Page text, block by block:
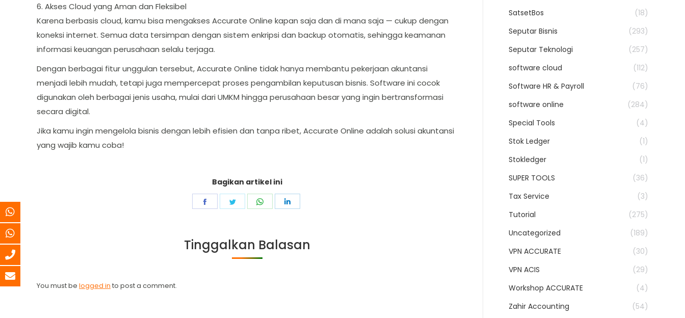
6. Akses Cloud yang Aman dan Fleksibel
Karena berbasis cloud, kamu bisa mengakses Accurate Online kapan saja dan di mana saja — cukup dengan
koneksi internet. Semua data tersimpan dengan sistem enkripsi dan backup otomatis, sehingga keamanan
informasi keuangan perusahaan selalu terjaga.
Dengan berbagai fitur unggulan tersebut, Accurate Online tidak hanya membantu pekerjaan akuntansi
menjadi lebih mudah, tetapi juga mempercepat proses pengambilan keputusan bisnis. Software ini cocok
digunakan oleh berbagai jenis usaha, mulai dari UMKM hingga perusahaan besar yang ingin bertransformasi
secara digital.
Jika kamu ingin mengelola bisnis dengan lebih efisien dan tanpa ribet, Accurate Online adalah solusi akuntansi
yang wajib kamu coba!
Bagikan artikel ini
Share
Share
Share
Tinggalkan Balasan
You must be logged in to post a comment.
SatsetBos
(18)
Seputar Bisnis
(293)
Seputar Teknologi
(257)
software cloud
(112)
Software HR & Payroll
(76)
software online
(284)
Special Tools
(4)
Stok Ledger
(1)
Stokledger
(1)
SUPER TOOLS
(36)
Tax Service
(3)
Tutorial
(275)
Uncategorized
(189)
VPN ACCURATE
(30)
VPN ACIS
(29)
Workshop ACCURATE
(4)
Zahir Accounting
(54)